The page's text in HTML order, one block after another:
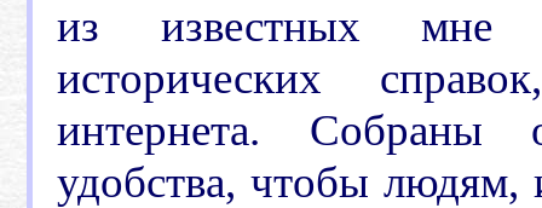
из известных мне
исторических
интернета. Собраны
удобства, чтобы